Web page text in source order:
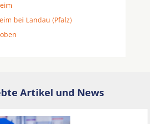
bei Landau (Pfalz)
Artikel und News